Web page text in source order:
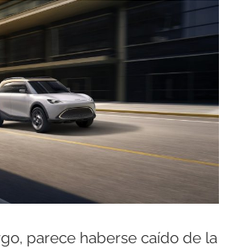
parece haberse caído de la